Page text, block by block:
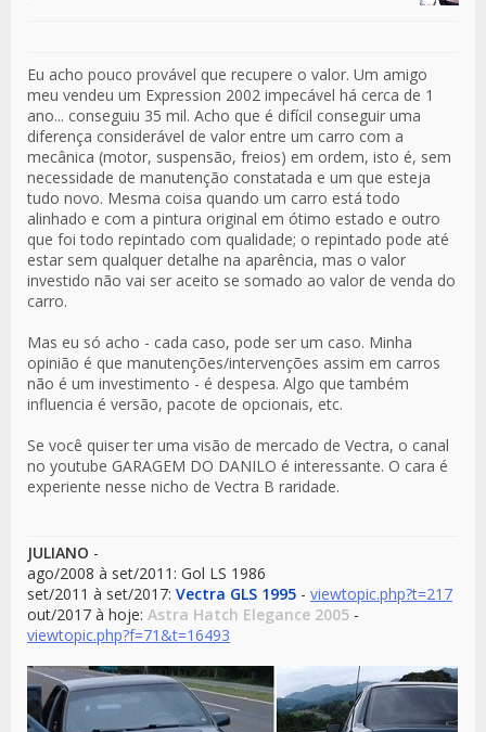
Eu acho pouco provável que recupere o valor. Um amigo
meu vendeu um Expression 2002 impecável há cerca de 1
ano... conseguiu 35 mil. Acho que é difícil conseguir uma
diferença considerável de valor entre um carro com a
mecânica (motor, suspensão, freios) em ordem, isto é, sem
necessidade de manutenção constatada e um que esteja
tudo novo. Mesma coisa quando um carro está todo
alinhado e com a pintura original em ótimo estado e outro
que foi todo repintado com qualidade; o repintado pode até
estar sem qualquer detalhe na aparência, mas o valor
investido não vai ser aceito se somado ao valor de venda do
carro.
Mas eu só acho - cada caso, pode ser um caso. Minha
opinião é que manutenções/intervenções assim em carros
não é um investimento - é despesa. Algo que também
influencia é versão, pacote de opcionais, etc.
Se você quiser ter uma visão de mercado de Vectra, o canal
no youtube GARAGEM DO DANILO é interessante. O cara é
experiente nesse nicho de Vectra B raridade.
JULIANO -
ago/2008 à set/2011: Gol LS 1986
set/2011 à set/2017: Vectra GLS 1995 - viewtopic.php?t=217
out/2017 à hoje: Astra Hatch Elegance 2005 -
viewtopic.php?f=71&t=16493